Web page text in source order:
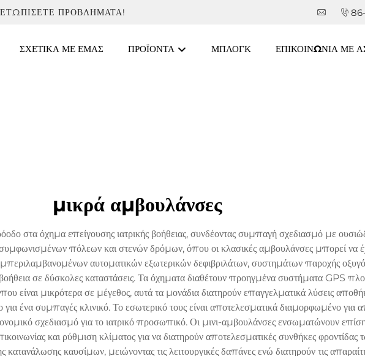
ΠΡΟΒΛΉΜΑΤΑ!
ΣΧΕΤΙΚΆ ΜΕ ΕΜΆΣ ΠΡΟΪΌΝΤΑ ΜΠΛΟΓΚ ΕΠΙΚΟΙΝΩΝΊΑ ΜΕ
μικρά αμβουλάνσες
στα όχημα επείγουσης ιατρικής βοήθειας, συνδέοντας συμπαγή σχεδιασμό με
συμφωνισμένων πόλεων και στενών δρόμων, όπου οι κλασικές αμβουλάνσες μπορεί να
αυτοματικών εξωτερικών δεφιβριλάτων, συστημάτων παροχής
σε δύσκολες καταστάσεις. Τα όχηματα διαθέτουν προηγμένα συστήματα GPS
είναι μικρότερα σε μέγεθος, αυτά τα μονάδια διατηρούν επαγγελματικά λύσεις
ένα συμπαγές κλινικό. Το εσωτερικό τους είναι αποτελεσματικά διαμορφωμένο για
σχεδιασμό για το ιατρικό προσωπικό. Οι μινι-αμβουλάνσες ενσωματώνουν
και ρύθμιση κλίματος για να διατηρούν αποτελεσματικές συνθήκες
καυσίμων, μειώνοντας τις λειτουργικές δαπάνες ενώ διατηρούν τις